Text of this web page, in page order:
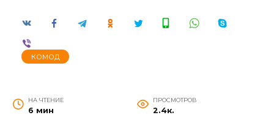
КОМОД
НА ЧТЕНИЕ
6 мин
ПРОСМОТРОВ
2.4к.